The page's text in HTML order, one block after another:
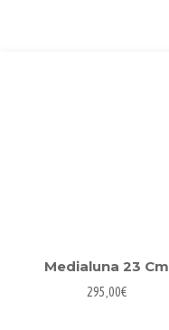
Medialuna 23 Cm
295,00€